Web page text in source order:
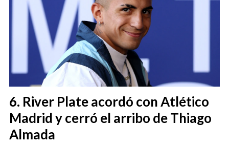
River Plate acordó con Atlético
Madrid y cerró el arribo de Thiago
Almada